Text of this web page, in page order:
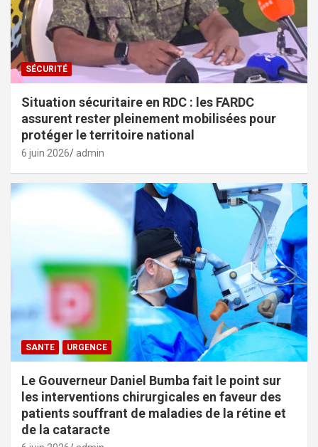
SÉCURITÉ
Situation sécuritaire en RDC : les FARDC
assurent rester pleinement mobilisées pour
protéger le territoire national
6 juin 2026 admin
SANTE URGENCE
Le Gouverneur Daniel Bumba fait le point sur
les interventions chirurgicales en faveur des
patients souffrant de maladies de la rétine et
de la cataracte